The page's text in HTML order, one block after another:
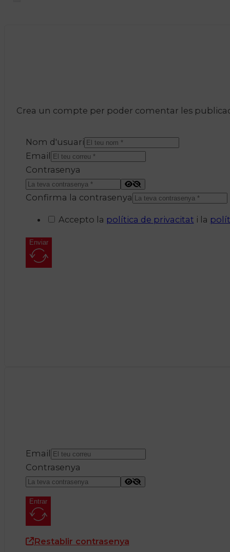
Crea un compte per poder comentar les
Nom d'usuari
Email
Contrasenya
Confirma la contrasenya
Accepto la política de privacitat i la
Enviar
Email
Contrasenya
Entrar
Restablir contrasenya